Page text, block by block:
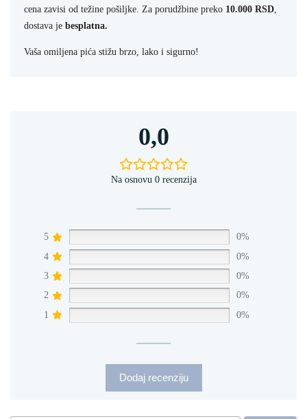
cena zavisi od težine pošiljke. Za porudžbine preko 10.000 RSD,
dostava je besplatna.
Vaša omiljena pića stižu brzo, lako i sigurno!
0,0
Na osnovu 0 recenzija
5
0%
4
0%
3
0%
2
0%
1
0%
Dodaj recenziju